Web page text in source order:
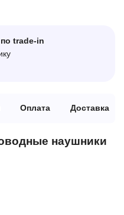
trade-in
Оплата Доставка
наушники